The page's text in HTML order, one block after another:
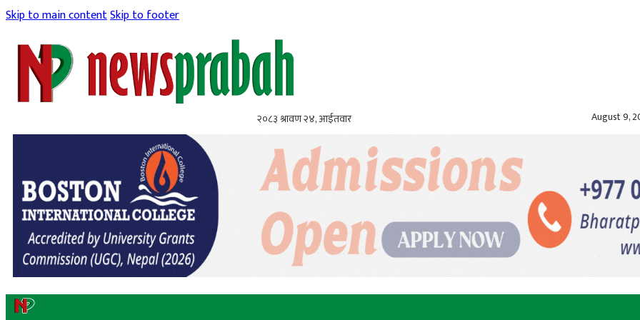
Skip to main contentSkip to footer
२०८३ श्रावण २४, आईतवार August 9,